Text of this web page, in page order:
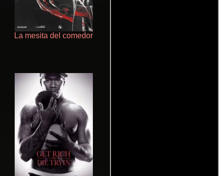
La mesita del comedor